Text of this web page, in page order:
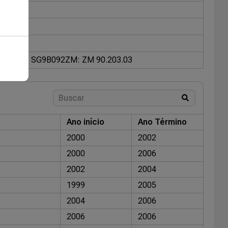
OEM: SG9B092ZM: ZM 90.203.03
Ano início
Ano Término
2000
2002
2000
2006
2002
2004
1999
2005
2004
2006
2006
2006